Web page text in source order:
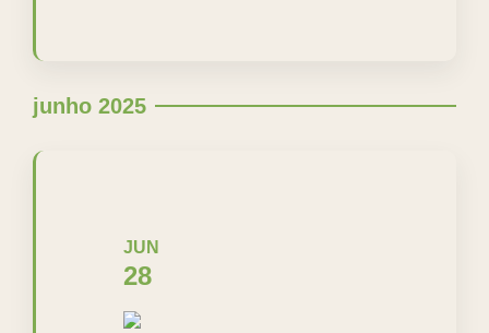
junho 2025
JUN
28